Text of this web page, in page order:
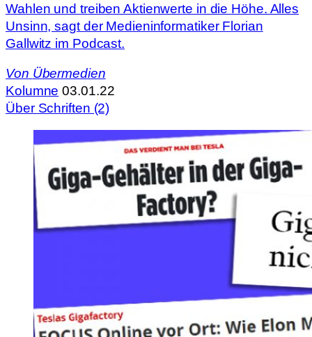
Wahlen und treiben Aktienwerte in die Höhe. Alles
Unsinn, sagt der Medieninformatiker Florian
Gallwitz im Podcast.
Von Übermedien
Kolumne 03.01.22
Über Schriften (2)